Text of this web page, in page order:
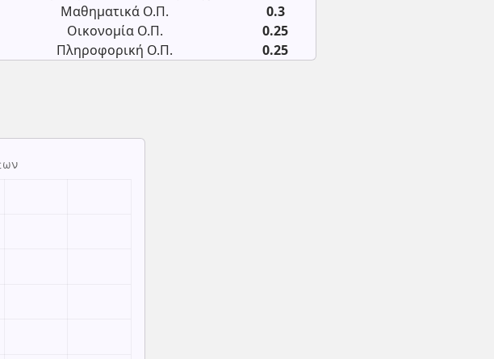
Μαθηματικά Ο.Π.
0.3
Οικονομία Ο.Π.
0.25
Πληροφορική Ο.Π.
0.25